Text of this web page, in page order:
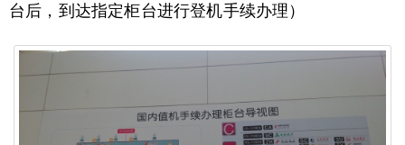
台后，到达指定柜台进行登机手续办理）